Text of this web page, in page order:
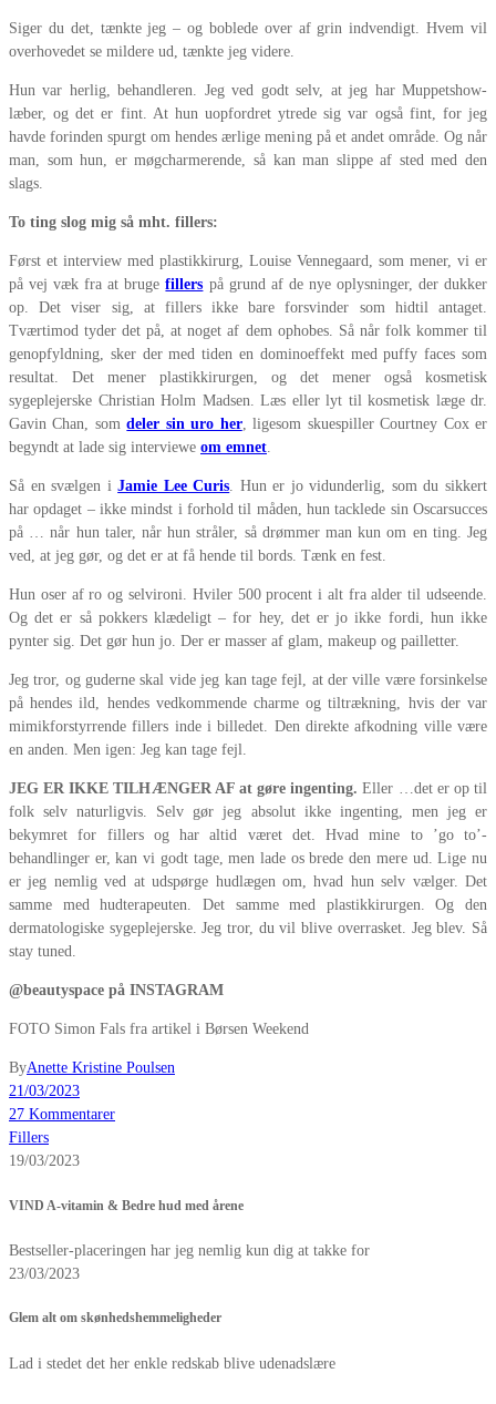
Siger du det, tænkte jeg – og boblede over af grin indvendigt. Hvem vil
overhovedet se mildere ud, tænkte jeg videre.
Hun var herlig, behandleren. Jeg ved godt selv, at jeg har Muppetshow-
læber, og det er fint. At hun uopfordret ytrede sig var også fint, for jeg
havde forinden spurgt om hendes ærlige mening på et andet område. Og når
man, som hun, er møgcharmerende, så kan man slippe af sted med den
slags.
To ting slog mig så mht. fillers:
Først et interview med plastikkirurg, Louise Vennegaard, som mener, vi er
på vej væk fra at brugefillers på grund af de nye oplysninger, der dukker
op. Det viser sig, at fillers ikke bare forsvinder som hidtil antaget.
Tværtimod tyder det på, at noget af dem ophobes. Så når folk kommer til
genopfyldning, sker der med tiden en dominoeffekt med puffy faces som
resultat. Det mener plastikkirurgen, og det mener også kosmetisk
sygeplejerske Christian Holm Madsen. Læs eller lyt til kosmetisk læge dr.
Gavin Chan, somdeler sin uro her, ligesom skuespiller Courtney Cox er
begyndt at lade sig interviewe om emnet.
Så en svælgen iJamie Lee Curis. Hun er jo vidunderlig, som du sikkert
har opdaget – ikke mindst i forhold til måden, hun tacklede sin Oscarsucces
på … når hun taler, når hun stråler, så drømmer man kun om en ting. Jeg
ved, at jeg gør, og det er at få hende til bords. Tænk en fest.
Hun oser af ro og selvironi. Hviler 500 procent i alt fra alder til udseende.
Og det er så pokkers klædeligt – for hey, det er jo ikke fordi, hun ikke
pynter sig. Det gør hun jo. Der er masser af glam, makeup og pailletter.
Jeg tror, og guderne skal vide jeg kan tage fejl, at der ville være forsinkelse
på hendes ild, hendes vedkommende charme og tiltrækning, hvis der var
mimikforstyrrende fillers inde i billedet. Den direkte afkodning ville være
en anden. Men igen: Jeg kan tage fejl.
JEG ER IKKE TILHÆNGER AF at gøre ingenting.Eller …det er op til
folk selv naturligvis. Selv gør jeg absolut ikke ingenting, men jeg er
bekymret for fillers og har altid været det. Hvad mine to ’go to’-
behandlinger er, kan vi godt tage, men lade os brede den mere ud. Lige nu
er jeg nemlig ved at udspørge hudlægen om, hvad hun selv vælger. Det
samme med hudterapeuten. Det samme med plastikkirurgen. Og den
dermatologiske sygeplejerske. Jeg tror, du vil blive overrasket. Jeg blev. Så
stay tuned.
@beautyspace på INSTAGRAM
FOTO Simon Fals fra artikel i Børsen Weekend
ByAnette Kristine Poulsen
21/03/2023
27 Kommentarer
Fillers
19/03/2023
VIND A-vitamin & Bedre hud med årene
Bestseller-placeringen har jeg nemlig kun dig at takke for
23/03/2023
Glem alt om skønhedshemmeligheder
Lad i stedet det her enkle redskab blive udenadslære